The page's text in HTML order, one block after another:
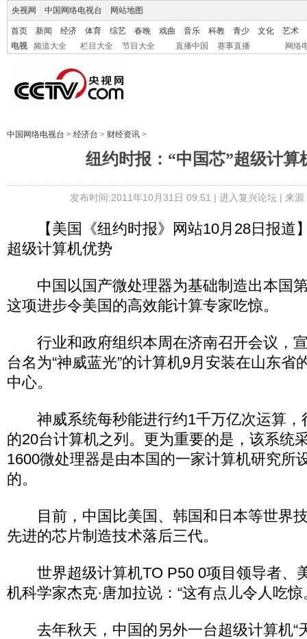
央视网 中国网络电视台 网站地图
首页 新闻 经济 体育 综艺 春晚 戏曲 音乐 科教 青少 文化
艺术
电视
频道大全 栏目大全 节目大全 直播中国 赛事直播 网络
中国网络电视台 > 经济台 > 财经资讯 >
纽约时报：“中国芯”超级计算
发布时间:2011年10月31日 09:51 | 进入复兴论坛| 来源
【美国《纽约时报》网站10月28日报道
超级计算机优势
中国以国产微处理器为基础制造出本国
这项进步令美国的高效能计算专家吃惊。
行业和政府组织本周在济南召开会议，
台名为“神威蓝光”的计算机9月安装在山东省
中心。
神威系统每秒能进行约1千万亿次运算，
的20台计算机之列。更为重要的是，该系统
1600微处理器是由本国的一家计算机研究所
的。
目前，中国比美国、韩国和日本等世界
先进的芯片制造技术落后三代。
世界超级计算机TO P50 0项目领导者、
机科学家杰克·唐加拉说：“这有点儿令人吃惊
去年秋天，中国的另外一台超级计算机“